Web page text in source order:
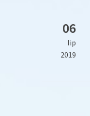
06
lip
2019